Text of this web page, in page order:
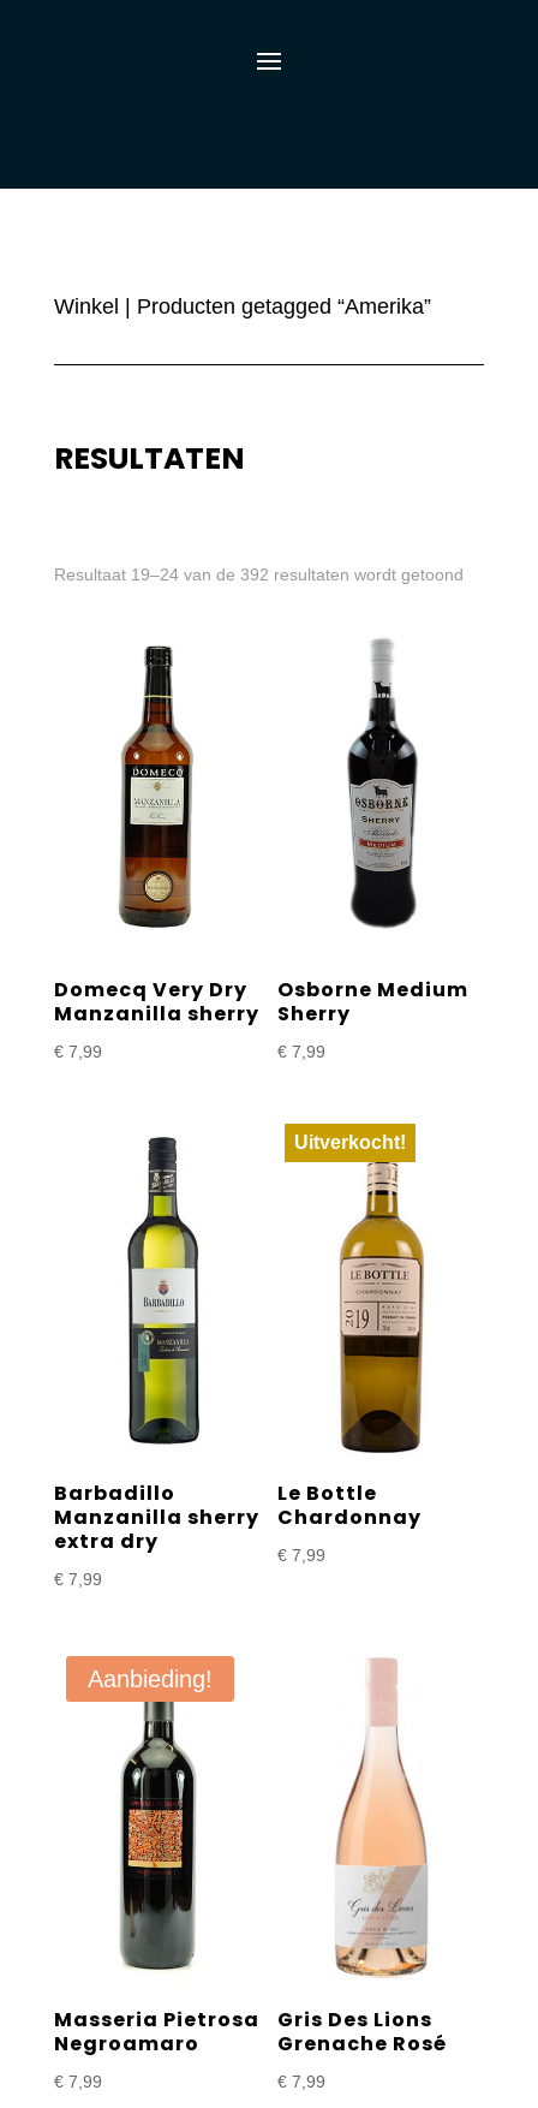
Winkel | Producten getagged “Amerika”
RESULTATEN
Resultaat 19–24 van de 392 resultaten wordt getoond
Domecq Very Dry
Manzanilla sherry
€7,99
Osborne Medium
Sherry
€ 7,99
Barbadillo
Manzanilla sherry
extra dry
€7,99
Uitverkocht!
Le Bottle
Chardonnay
€ 7,99
Aanbieding!
Masseria Pietrosa
Negroamaro
€7,99
Gris Des Lions
Grenache Rosé
€ 7,99